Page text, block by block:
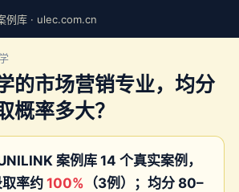
例库 · ulec.com.cn
的市场营销专业，均分
概率多大？
案例库 14 个真实案例，
率约 100% （3例）；均分 80–